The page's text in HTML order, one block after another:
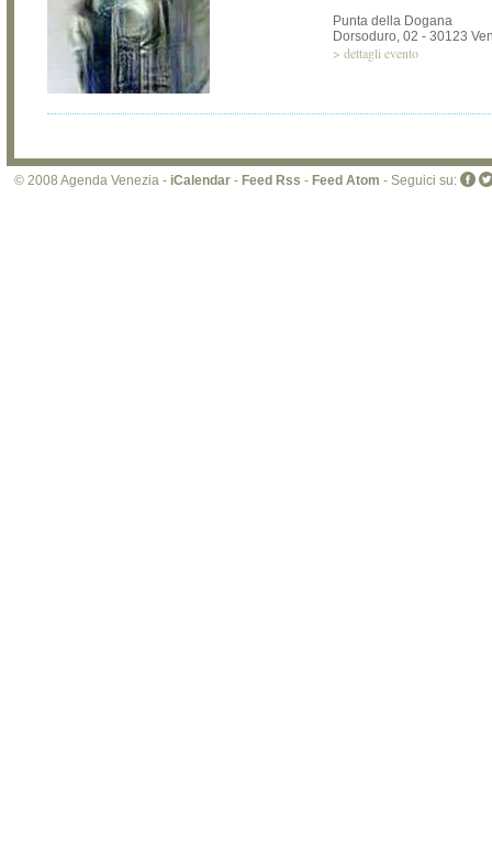
Punta della Dogana
Dorsoduro, 02 - 30123
> dettagli evento
© 2008 Agenda Venezia - iCalendar - Feed Rss - Feed Atom - Seguici su: